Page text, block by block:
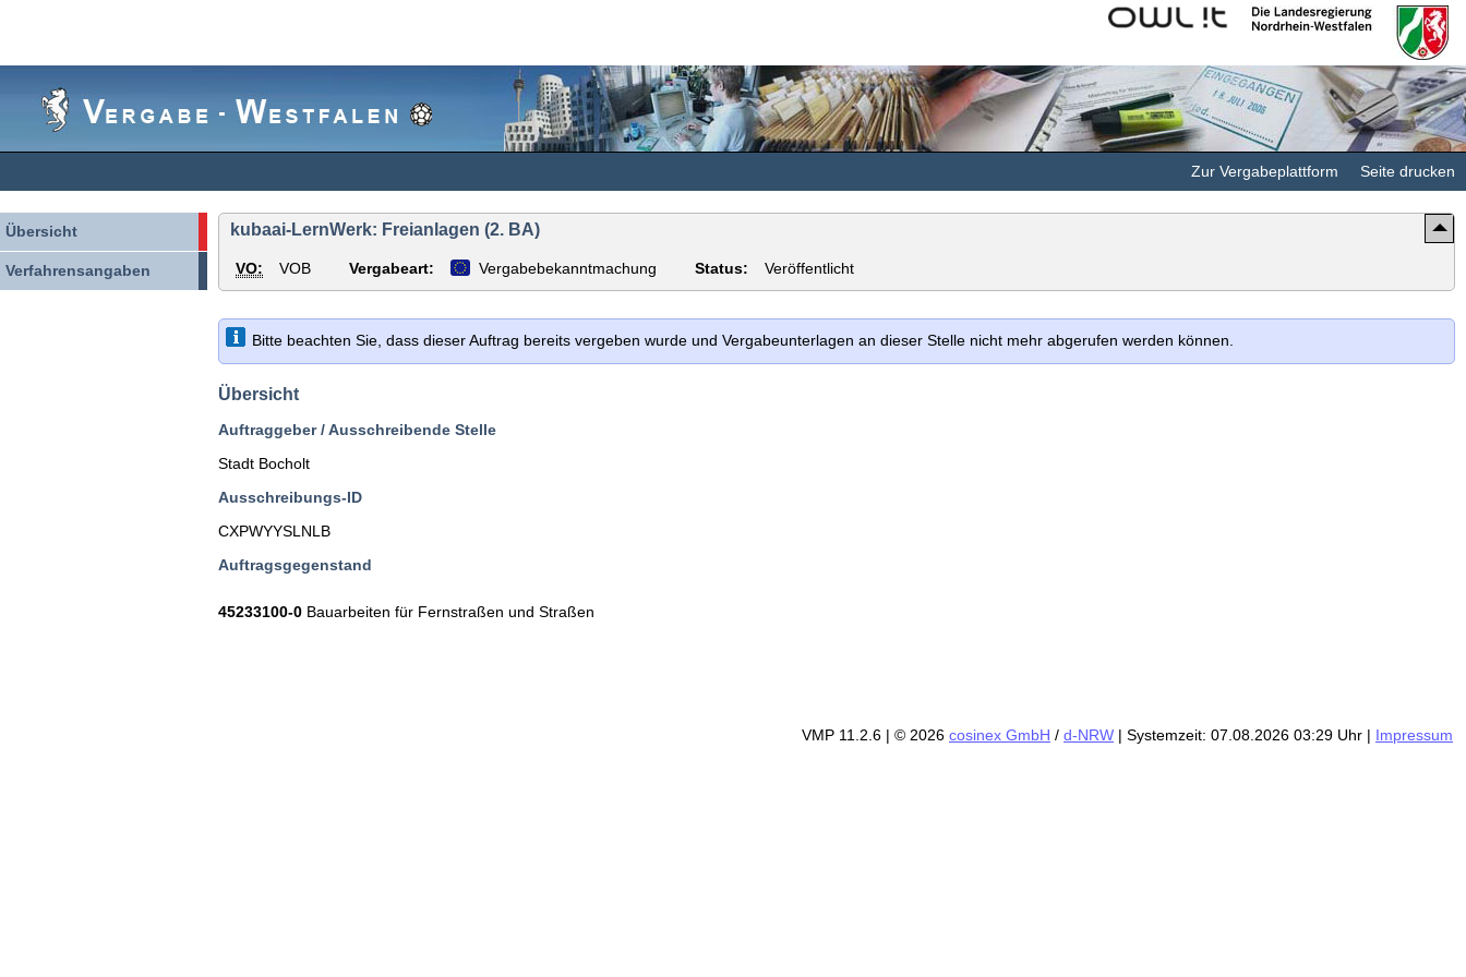
Kommunales
Rechenzentrum
Landesregierung
Nordrhein-
Zur Vergabeplattform Seite drucken
Übersicht
Verfahrensangaben
kubaai-LernWerk: Freianlagen (2. BA)
VO: VOB Vergabeart: Vergabebekanntmachung Status: Veröffentlicht
Bitte beachten Sie, dass dieser Auftrag bereits vergeben wurde und Vergabeunterlagen an dieser Stelle nicht mehr abgerufen werden können.
Übersicht
Auftraggeber / Ausschreibende Stelle
Stadt Bocholt
Ausschreibungs-ID
CXPWYYSLNLB
Auftragsgegenstand
45233100-0 Bauarbeiten für Fernstraßen und Straßen
VMP 11.2.6 | © 2026 cosinex GmbH / d-NRW | Systemzeit: 07.08.2026 03:29 Uhr | Impressum